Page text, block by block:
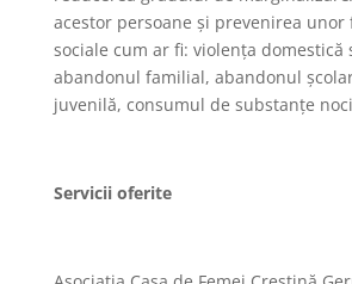
acestor persoane şi prevenirea unor
sociale cum ar fi: violenţa domestică
abandonul familial, abandonul
juvenilă, consumul de substanţe
Servicii oferite